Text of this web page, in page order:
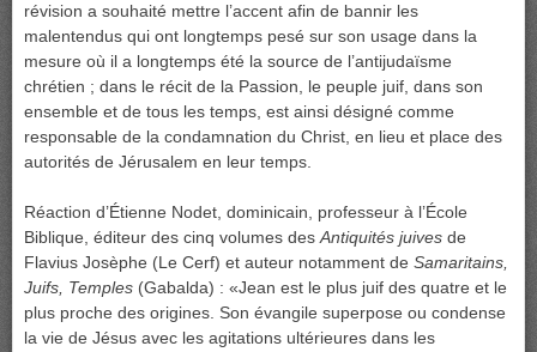
révision a souhaité mettre l’accent afin de bannir les
malentendus qui ont longtemps pesé sur son usage dans la
mesure où il a longtemps été la source de l’antijudaïsme
chrétien ; dans le récit de la Passion, le peuple juif, dans son
ensemble et de tous les temps, est ainsi désigné comme
responsable de la condamnation du Christ, en lieu et place des
autorités de Jérusalem en leur temps.
Réaction d’Étienne Nodet, dominicain, professeur à l’École
Biblique, éditeur des cinq volumes desAntiquités juives de
Flavius Josèphe (Le Cerf) et auteur notamment de Samaritains,
Juifs, Temples (Gabalda) : «Jean est le plus juif des quatre et le
plus proche des origines. Son évangile superpose ou condense
la vie de Jésus avec les agitations ultérieures dans les